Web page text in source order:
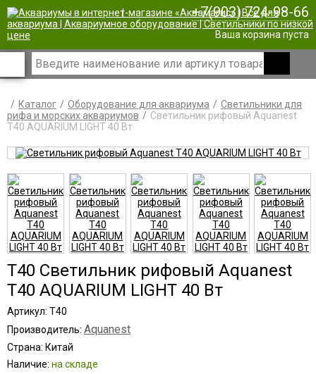
| +7(903) 724-98-66
Ваша корзина пуста
Каталог Оборудование для аквариума
Светильники для
рифа и морских аквариумов
Светильник рифовый Aquanest
T40 AQUARIUM LIGHT 40 Вт
T40 Светильник рифовый Aquanest
T40 AQUARIUM LIGHT 40 Вт
Артикул: T40
Производитель: Aquanest
Страна: Китай
Наличие: на складе